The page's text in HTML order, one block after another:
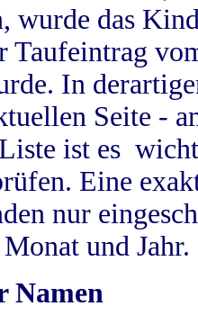
wurde das
Taufeintrag
In
Seite -
ist es
Eine
nur
und Jahr.
Namen